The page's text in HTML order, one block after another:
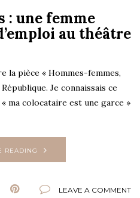
: une femme
au théâtre
la pièce « Hommes-femmes,
Je connaissais ce
ma colocataire est une garce »
READING
LEAVE A COMMENT